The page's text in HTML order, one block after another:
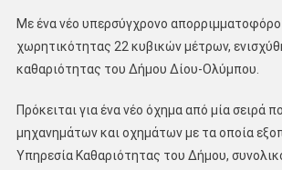
Με ένα νέο υπερσύγχρονο
χωρητικότητας 22 κυβικών μέτρων,
καθαριότητας του Δήμου Δίου-Ολύμπου.
Πρόκειται για ένα νέο όχημα από μία σειρά
μηχανημάτων και οχημάτων με τα οποία
Υπηρεσία Καθαριότητας του Δήμου,